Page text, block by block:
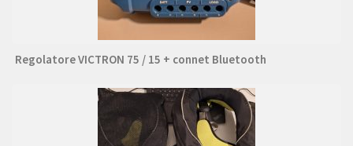
Regolatore VICTRON 75 / 15 + connet Bluetooth